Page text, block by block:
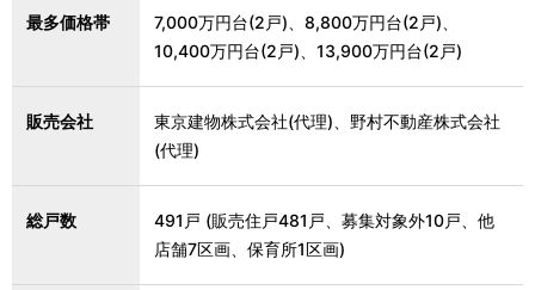
最多価格帯
7,000万円台(2戸)、8,800万円台(2戸)、
10,400万円台(2戸)、13,900万円台(2戸)
販売会社
東京建物株式会社(代理)、野村不動産株式会社
(代理)
総戸数
491戸 (販売住戸481戸、募集対象外10戸、他
店舗7区画、保育所1区画)